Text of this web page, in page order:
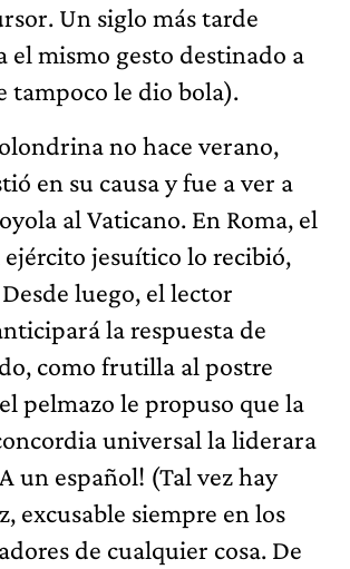
Un siglo más tarde
el mismo gesto destinado a
tampoco le dio bola).
no hace verano,
en su causa y fue a ver a
al Vaticano. En Roma, el
jesuítico lo recibió,
luego, el lector
la respuesta de
como frutilla al postre
pelmazo le propuso que la
universal la liderara
un español! (Tal vez hay
excusable siempre en los
de cualquier cosa. De